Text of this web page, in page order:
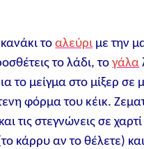
τοαλεύρι με την
το λάδι, τογάλα
το μείγμα στο μίξερ
φόρμα του κέικ.
τις στεγνώνεις σε
κάρρυ αν το θέλετε)